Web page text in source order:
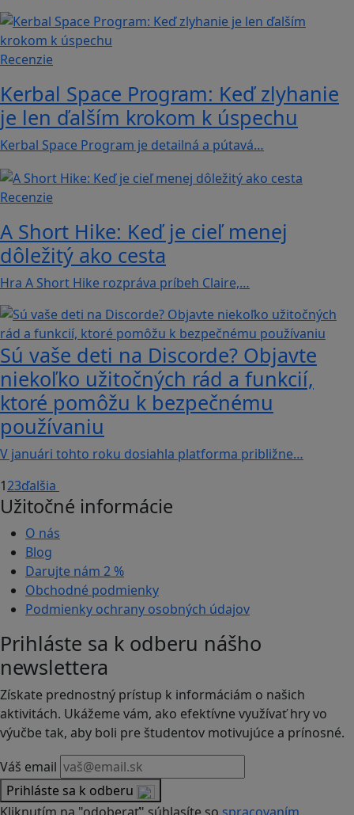
Recenzie
Kerbal Space Program: Keď zlyhanie
je len ďalším krokom k úspechu
Kerbal Space Program je detailná a pútavá…
Recenzie
A Short Hike: Keď je cieľ menej
dôležitý ako cesta
Hra A Short Hike rozpráva príbeh Claire,…
Sú vaše deti na Discorde? Objavte
niekoľko užitočných rád a funkcií,
ktoré pomôžu k bezpečnému
používaniu
V januári tohto roku dosiahla platforma približne…
123ďalšia
Užitočné informácie
O nás
Blog
Darujte nám 2 %
Obchodné podmienky
Podmienky ochrany osobných údajov
Prihláste sa k odberu nášho
newslettera
Získate prednostný prístup k informáciám o našich
aktivitách. Ukážeme vám, ako efektívne využívať hry vo
výučbe tak, aby boli pre študentov motivujúce a prínosné.
Váš email
Prihláste sa k odberu